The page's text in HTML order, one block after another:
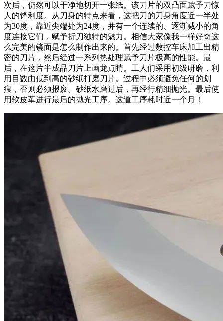
次后，仍然可以干净地切开一张纸。该刀片的双凸面赋予刀惊
人的锋利度。从刀身的特点来看，这把刀的刀身角度近一半处
为30度，靠近尖端处为24度，并有一个连续的、逐渐减小的角
度连接它们，赋予折刀独特的魅力。相信大家像我一样好奇这
么完美的镜面是怎么制作出来的。首先经过数控车床加工出精
密的刀片，然后经过一系列热处理赋予刀片极高的性能。最
后，在这片半成品刀片上画龙点睛。工人们采用初级研磨，利
用目数由低到高的砂纸打磨刀片。过程中必须避免任何的划
痕，否则必须报废。砂纸水磨过后，再经行精细抛光。最后使
用软皮革进行最后的抛光工序。这道工序耗时近一个月！